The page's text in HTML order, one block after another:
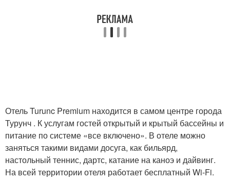
Отель Turunc Premium находится в самом центре города
Турунч . К услугам гостей открытый и крытый бассейны и
питание по системе «все включено». В отеле можно
заняться такими видами досуга, как бильярд,
настольный теннис, дартс, катание на каноэ и дайвинг.
На всей территории отеля работает бесплатный Wi-Fi.